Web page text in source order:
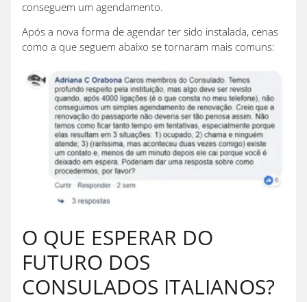
conseguem um agendamento.
Após a nova forma de agendar ter sido instalada, cenas
como a que seguem abaixo se tornaram mais comuns:
O QUE ESPERAR DO
FUTURO DOS
CONSULADOS ITALIANOS?